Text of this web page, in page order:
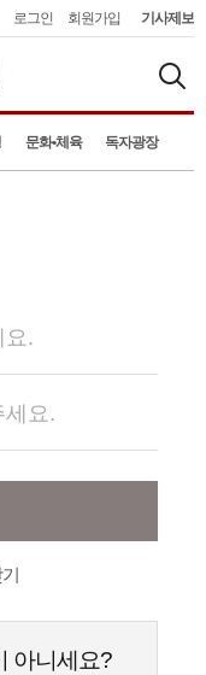
로그인 회원가입 기사제보
문화•체육 독자광장
아니세요?